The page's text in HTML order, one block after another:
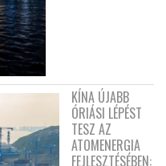
KÍNA ÚJABB
ÓRIÁSI LÉPÉST
TESZ AZ
ATOMENERGIA
FEJLESZTÉSÉBEN: